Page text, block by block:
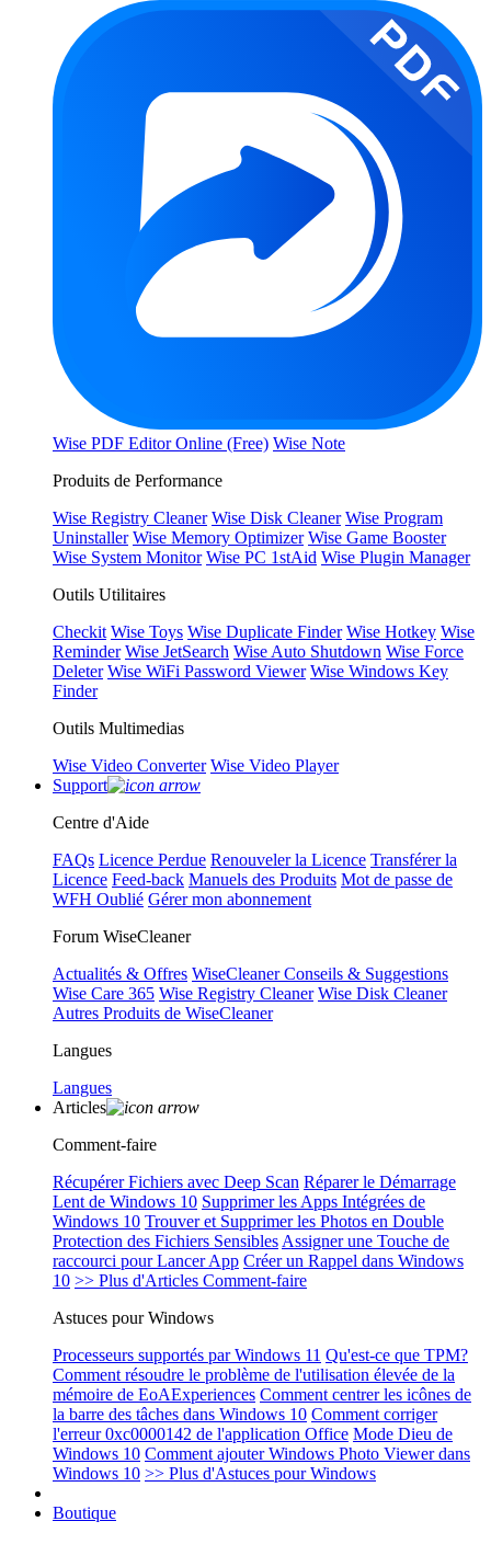
Wise PDF Editor Online (Free) Wise Note
Produits de Performance
Wise Registry Cleaner Wise Disk Cleaner Wise Program
Uninstaller Wise Memory Optimizer Wise Game Booster
Wise System Monitor Wise PC 1stAid Wise Plugin Manager
Outils Utilitaires
Checkit Wise Toys Wise Duplicate Finder Wise Hotkey Wise
Reminder Wise JetSearch Wise Auto Shutdown Wise Force
Deleter Wise WiFi Password Viewer Wise Windows Key
Finder
Outils Multimedias
Wise Video Converter Wise Video Player
Support
Centre d'Aide
FAQs Licence Perdue Renouveler la Licence Transférer la
Licence Feed-back Manuels des Produits Mot de passe de
WFH Oublié Gérer mon abonnement
Forum WiseCleaner
Actualités & Offres WiseCleaner Conseils & Suggestions
Wise Care 365 Wise Registry Cleaner Wise Disk Cleaner
Autres Produits de WiseCleaner
Langues
Langues
Articles
Comment-faire
Récupérer Fichiers avec Deep Scan Réparer le Démarrage
Lent de Windows 10 Supprimer les Apps Intégrées de
Windows 10 Trouver et Supprimer les Photos en Double
Protection des Fichiers Sensibles Assigner une Touche de
raccourci pour Lancer App Créer un Rappel dans Windows
10 >> Plus d'Articles Comment-faire
Astuces pour Windows
Processeurs supportés par Windows 11 Qu'est-ce que TPM?
Comment résoudre le problème de l'utilisation élevée de la
mémoire de EoAExperiences Comment centrer les icônes de
la barre des tâches dans Windows 10 Comment corriger
l'erreur 0xc0000142 de l'application Office Mode Dieu de
Windows 10 Comment ajouter Windows Photo Viewer dans
Windows 10 >> Plus d'Astuces pour Windows
Boutique